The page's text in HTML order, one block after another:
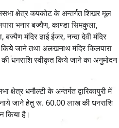
क्षेत्र कपकोट के अन्तर्गत शिखर मूल
भनार बज्यैण, काण्डा सिमकुला,
बज्यैण मंदिर ढाई ईजर, नन्दा देवी मंदिर
जाने तथा अलखनाथ मंदिर किलपारा
धनराशि स्वीकृत किये जाने का अनुमोदन
धनौल्टी के अन्तर्गत द्वारिकापुरी में
जाने हेतु रू. 60.00 लाख की धनराशि
किया है।